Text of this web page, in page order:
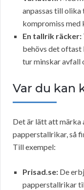
anpassas till olika
kompromiss med
En tallrik räcker:
behövs det oftast
tur minskar avfall
Var du kan
Det är lätt att märka
papperstallrikar, så
Till exempel:
Prisad.se: De
papperstallrikar